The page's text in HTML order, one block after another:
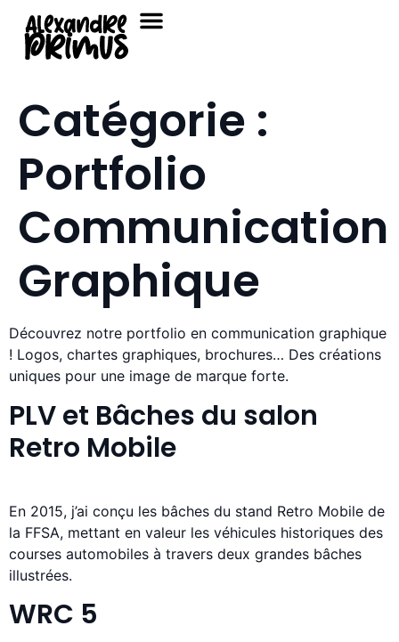
Catégorie :
Portfolio
Communication
Graphique
Découvrez notre portfolio en communication graphique
! Logos, chartes graphiques, brochures… Des créations
uniques pour une image de marque forte.
PLV et Bâches du salon
Retro Mobile
En 2015, j’ai conçu les bâches du stand Retro Mobile de
la FFSA, mettant en valeur les véhicules historiques des
courses automobiles à travers deux grandes bâches
illustrées.
WRC 5